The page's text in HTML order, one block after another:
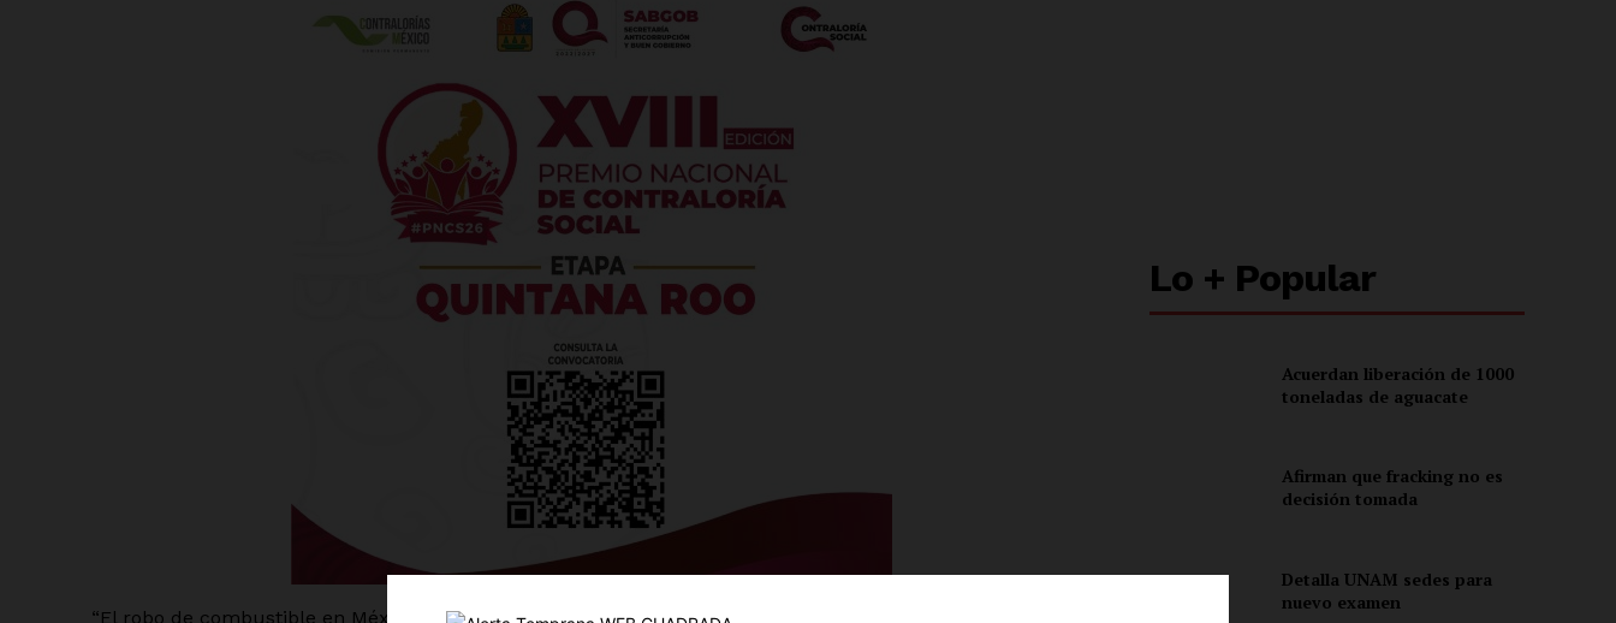
Luces
Del Siglo
Empresa
“El robo de combustible en México se ha convertido en la fuente de ingresos no relacionados con el
Lo + Popular
Acuerdan liberación de 1000
toneladas de aguacate
Afirman que fracking no es
decisión tomada
Detalla UNAM sedes para
nuevo examen